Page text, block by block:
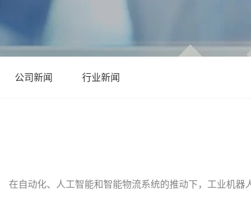
公司新闻 行业新闻
在自动化、人工智能和智能物流系统的推动下，工业机